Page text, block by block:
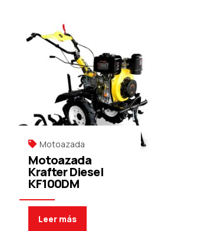
Motoazada
Motoazada
Krafter Diesel
KF100DM
Leer más